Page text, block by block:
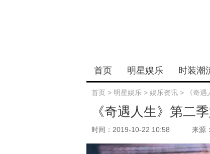
首页 明星娱乐 时装潮
首页 > 明星娱乐 > 娱乐资讯 > 《奇
《奇遇人生》第二
时间：2019-10-22 10:58 来源